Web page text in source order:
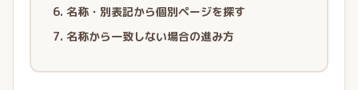
名称・別表記から個別ページを探す
名称から一致しない場合の進み方